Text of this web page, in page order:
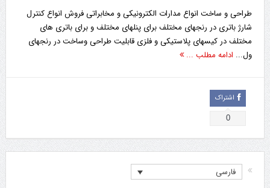
طراحی و ساخت انواع مدارات الکترونیکی و مخابراتی فروش انواع کنترل
شارژ باتری در رنجهای مختلف برای پنلهای مختلف و برای باتری های
مختلف در کیسهای پلاستیکی و فلزی قابلیت طراحی وساخت در رنجهای
ول... ادامه مطلب ...
اشتراک
0
فارسی